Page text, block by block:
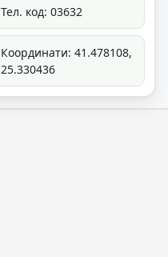
Тел. код: 03632
Координати: 41.478108,
25.330436